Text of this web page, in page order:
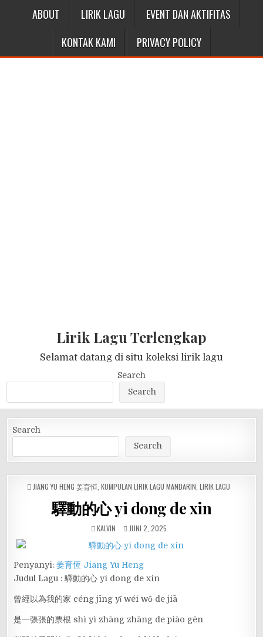
ABOUT LIRIK LAGU
EVENT DAN AKTIFITAS
KONTAK KAMI
PRIVACY POLICY
Lirik Lagu Terlengkap
Selamat datang di situ koleksi lirik lagu
Search
Search
Search
Search
POSTED
JIANG YU HENG 姜育恒 KUMPULAN LIRIK LAGU MANDARIN LIRIK LAGU
驛動的心 yi dong de xin
KALVIN JUNI 2, 2025
Penyanyi:姜育恆 Jiang Yu Heng
Judul Lagu : 驛動的心 yi dong de xin
曾經以為我的家 céng jīng yǐ wéi wǒ de jiā
是一張張的票根 shì yì zhāng zhāng de piào gēn